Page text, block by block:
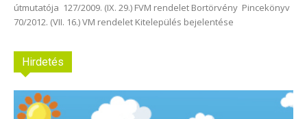
útmutatója 127/2009. (IX. 29.) FVM rendelet Bortörvény Pincekönyv
70/2012. (VII. 16.) VM rendelet Kitelepülés bejelentése
Hirdetés